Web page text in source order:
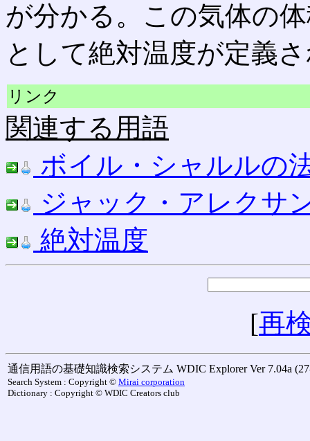
が分かる。この気体の
として絶対温度が定義
リンク
関連する用語
ボイル・シャルルの
ジャック・アレクサ
絶対温度
[再
通信用語の基礎知識検索システム WDIC Explorer Ver 7.04a
Search System : Copyright © Mirai corporation
Dictionary : Copyright © WDIC Creators club